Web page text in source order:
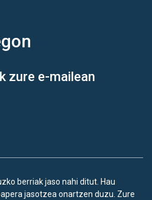
zure e-mailean
berriak jaso nahi ditut. Hau
jasotzea onartzen duzu. Zure